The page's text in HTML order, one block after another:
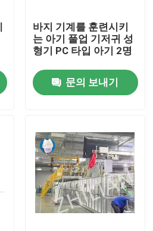
바지 기계를 훈련시키
는 아기 풀업 기저귀 성
형기 PC 타입 아기 2명
문의 보내기